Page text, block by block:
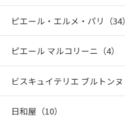
ピエール・エルメ・パリ （34）
ピエール マルコリーニ （4）
ビスキュイテリエ ブルトンヌ
日和屋 （10）